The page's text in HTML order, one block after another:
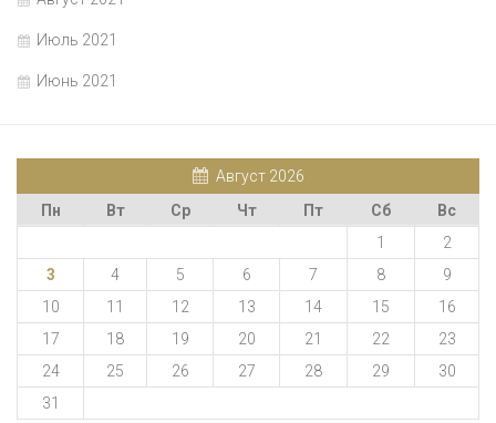
Июль 2021
Июнь 2021
Август 2026
Пн
Вт Ср Чт Пт Сб
Вс
1
2
3
4 5 6 7 8
9
10
11 12 13 14 15
16
17
18 19 20 21 22
23
24
25 26 27 28 29
30
31